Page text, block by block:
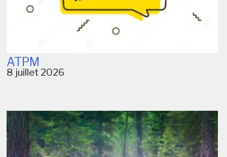
ATPM
8 juillet 2026